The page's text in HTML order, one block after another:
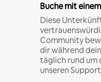
Buche mit
Diese
Community
dir während
täglich rund um
unseren